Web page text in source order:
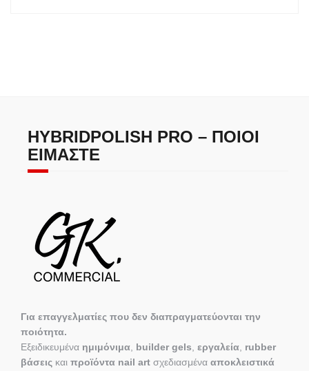
HYBRIDPOLISH PRO – ΠΟΙΟΙ
ΕΊΜΑΣΤΕ
Για επαγγελματίες που δεν διαπραγματεύονται την
ποιότητα.
Εξειδικευμένα ημιμόνιμα builder gels εργαλεία rubber
βάσεις και προϊόντα nail art σχεδιασμένα αποκλειστικά